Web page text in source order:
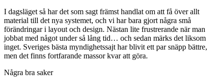
I dagsläget så har det som sagt främst handlat om att få över allt
material till det nya systemet, och vi har bara gjort några små
förändringar i layout och design. Nästan lite frustrerande när man
jobbat med något under så lång tid… och sedan märks det liksom
inget. Sveriges bästa myndighetssajt har blivit ett par snäpp bättre,
men det finns fortfarande massor kvar att göra.
Några bra saker